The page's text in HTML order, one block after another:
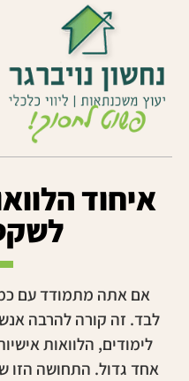
איחוד
אם אתה מתמודד עם
לבד. זה קורה להרבה
לימודים, הלוואות
אחד גדול. התחושה הזו